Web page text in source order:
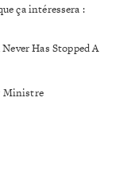
ça intéressera :
Has Stopped A
Ministre